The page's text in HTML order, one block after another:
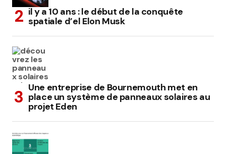
il y a 10 ans : le début de la conquête
spatiale d’el Elon Musk
Une entreprise de Bournemouth met en
place un système de panneaux solaires au
projet Eden